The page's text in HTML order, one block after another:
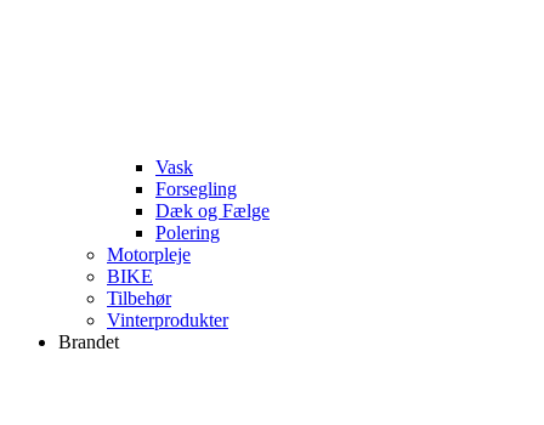
Vask
Forsegling
Dæk og Fælge
Polering
Motorpleje
BIKE
Tilbehør
Vinterprodukter
Brandet